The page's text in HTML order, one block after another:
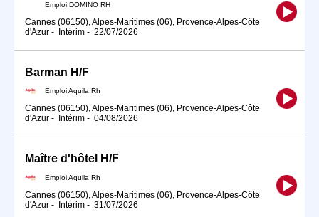
Emploi DOMINO RH
Cannes (06150), Alpes-Maritimes (06), Provence-Alpes-Côte
d'Azur - Intérim - 22/07/2026
Barman H/F
Emploi Aquila Rh
Cannes (06150), Alpes-Maritimes (06), Provence-Alpes-Côte
d'Azur - Intérim - 04/08/2026
Maître d'hôtel H/F
Emploi Aquila Rh
Cannes (06150), Alpes-Maritimes (06), Provence-Alpes-Côte
d'Azur - Intérim - 31/07/2026